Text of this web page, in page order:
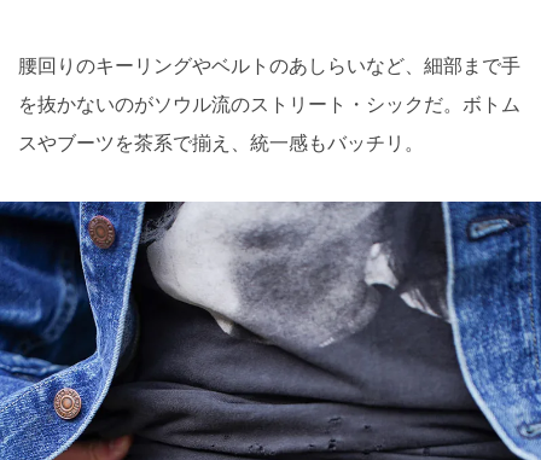
腰回りのキーリングやベルトのあしらいなど、細部まで手
を抜かないのがソウル流のストリート・シックだ。ボトム
スやブーツを茶系で揃え、統一感もバッチリ。